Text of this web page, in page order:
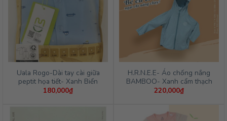
Uala Rogo-Dài tay cài giữa
peptit họa tiết- Xanh Biển
180,000₫
H.R.N.E.E- Áo chống nắng
BAMBOO- Xanh cẩm thạch
220,000₫